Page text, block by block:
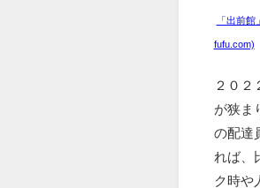
「出前
fufu.com)
２０２
が狭ま
の配達
れば、
ク時や